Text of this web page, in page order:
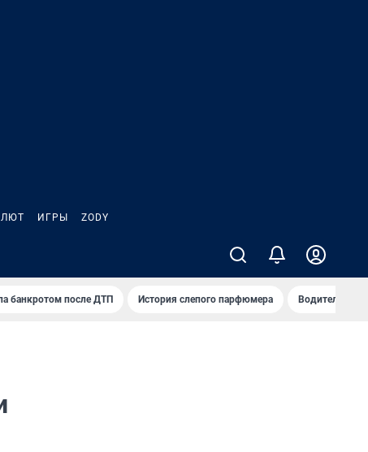
ИГРЫ ZODY
банкротом после ДТП История слепого парфюмера Водители